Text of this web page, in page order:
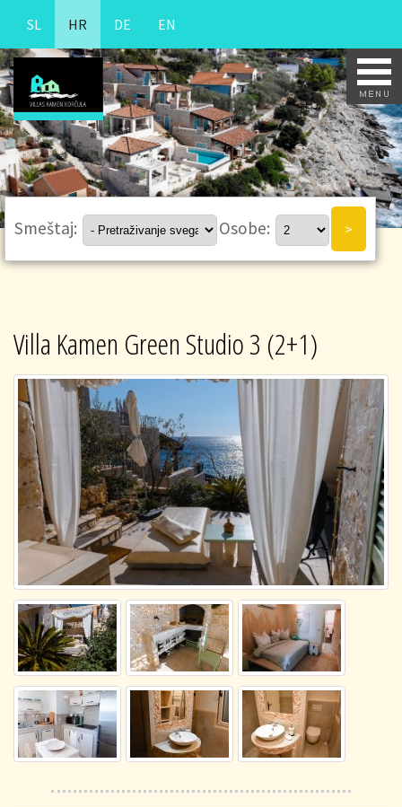
SL HR DE EN
Smeštaj: Osobe:
Villa Kamen Green Studio 3 (2+1)